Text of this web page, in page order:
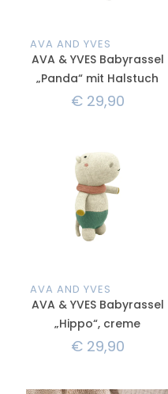
AVA AND YVES
AVA & YVES Babyrassel
„Panda“ mit Halstuch
€29,90
AVA AND YVES
AVA & YVES Babyrassel
„Hippo“, creme
€29,90